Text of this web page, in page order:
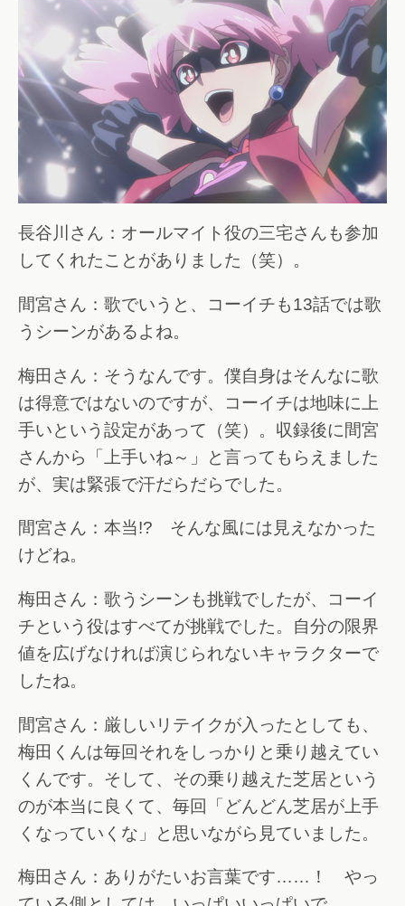
長谷川さん：オールマイト役の三宅さんも参加
してくれたことがありました（笑）。
間宮さん：歌でいうと、コーイチも13話では歌
うシーンがあるよね。
梅田さん：そうなんです。僕自身はそんなに歌
は得意ではないのですが、コーイチは地味に上
手いという設定があって（笑）。収録後に間宮
さんから「上手いね～」と言ってもらえました
が、実は緊張で汗だらだらでした。
間宮さん：本当!? そんな風には見えなかった
けどね。
梅田さん：歌うシーンも挑戦でしたが、コーイ
チという役はすべてが挑戦でした。自分の限界
値を広げなければ演じられないキャラクターで
したね。
間宮さん：厳しいリテイクが入ったとしても、
梅田くんは毎回それをしっかりと乗り越えてい
くんです。そして、その乗り越えた芝居という
のが本当に良くて、毎回「どんどん芝居が上手
くなっていくな」と思いながら見ていました。
梅田さん：ありがたいお言葉です……！ やっ